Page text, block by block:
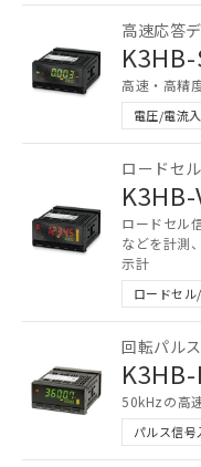
高速応答
K3HB-
高速・高精
電圧/電流
ロードセ
K3HB-
ロードセル
などを計測
示計
ロードセ
回転パル
K3HB-
50kHzの高
パルス信号
ご利用